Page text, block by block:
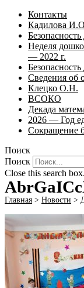
Контакты
Кадилова
Неделя
— 2022 г.
Сведения об
Клецко О.Н.
ВСОКО
Декада
2026 — Год
Сокращение
Поиск
Поиск
Close this search box.
Главная > Новости >